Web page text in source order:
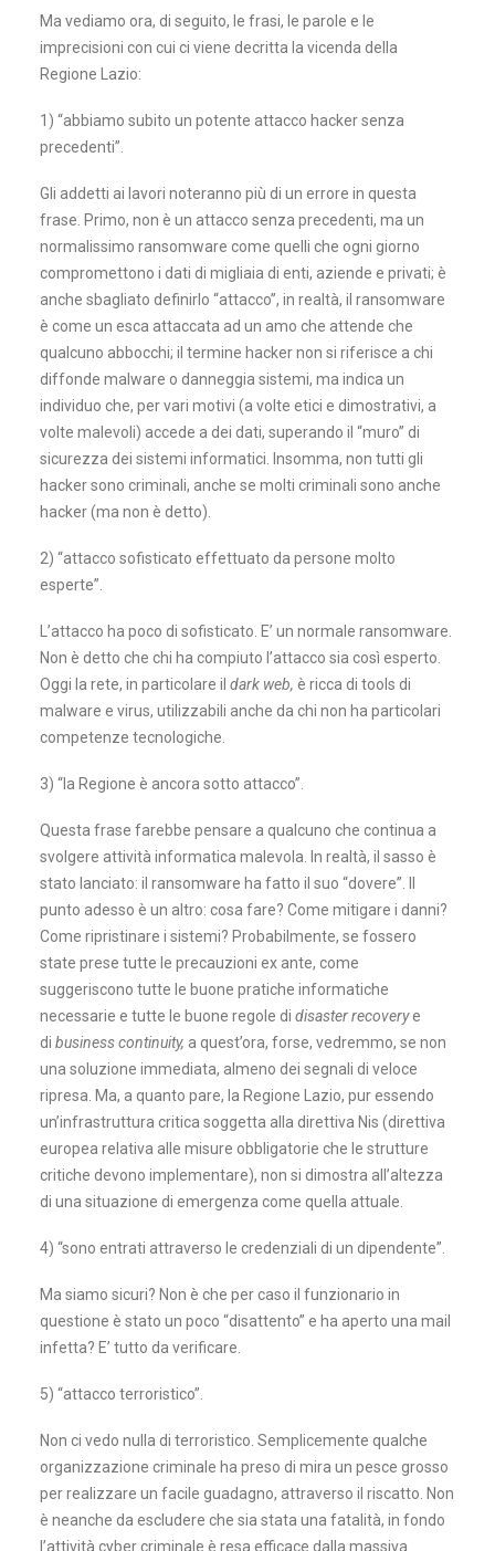
Ma vediamo ora, di seguito, le frasi, le parole e le
imprecisioni con cui ci viene decritta la vicenda della
Regione Lazio:
1) “abbiamo subito un potente attacco hacker senza
precedenti”.
Gli addetti ai lavori noteranno più di un errore in questa
frase. Primo, non è un attacco senza precedenti, ma un
normalissimo ransomware come quelli che ogni giorno
compromettono i dati di migliaia di enti, aziende e privati; è
anche sbagliato definirlo “attacco”, in realtà, il ransomware
è come un esca attaccata ad un amo che attende che
qualcuno abbocchi; il termine hacker non si riferisce a chi
diffonde malware o danneggia sistemi, ma indica un
individuo che, per vari motivi (a volte etici e dimostrativi, a
volte malevoli) accede a dei dati, superando il “muro” di
sicurezza dei sistemi informatici. Insomma, non tutti gli
hacker sono criminali, anche se molti criminali sono anche
hacker (ma non è detto).
2) “attacco sofisticato effettuato da persone molto
esperte”.
L’attacco ha poco di sofisticato. E’ un normale ransomware.
Non è detto che chi ha compiuto l’attacco sia così esperto.
Oggi la rete, in particolare il dark web, è ricca di tools di
malware e virus, utilizzabili anche da chi non ha particolari
competenze tecnologiche.
3) “la Regione è ancora sotto attacco”.
Questa frase farebbe pensare a qualcuno che continua a
svolgere attività informatica malevola. In realtà, il sasso è
stato lanciato: il ransomware ha fatto il suo “dovere”. Il
punto adesso è un altro: cosa fare? Come mitigare i danni?
Come ripristinare i sistemi? Probabilmente, se fossero
state prese tutte le precauzioni ex ante, come
suggeriscono tutte le buone pratiche informatiche
necessarie e tutte le buone regole di disaster recoverye
di business continuity, a quest’ora, forse, vedremmo, se non
una soluzione immediata, almeno dei segnali di veloce
ripresa. Ma, a quanto pare, la Regione Lazio, pur essendo
un’infrastruttura critica soggetta alla direttiva Nis (direttiva
europea relativa alle misure obbligatorie che le strutture
critiche devono implementare), non si dimostra all’altezza
di una situazione di emergenza come quella attuale.
4) “sono entrati attraverso le credenziali di un dipendente”.
Ma siamo sicuri? Non è che per caso il funzionario in
questione è stato un poco “disattento” e ha aperto una mail
infetta? E’ tutto da verificare.
5) “attacco terroristico”.
Non ci vedo nulla di terroristico. Semplicemente qualche
organizzazione criminale ha preso di mira un pesce grosso
per realizzare un facile guadagno, attraverso il riscatto. Non
è neanche da escludere che sia stata una fatalità, in fondo
l’attività cyber criminale è resa efficace dalla massiva